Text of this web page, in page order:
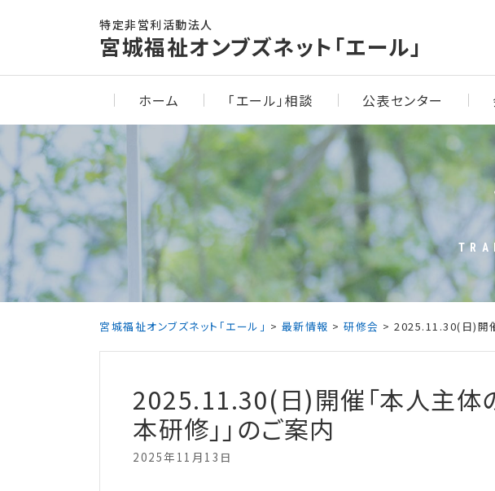
宮城福祉オンブズネット「エール」
特定非営利活動法人
ホーム 「エール」相談 公表センター
宮城福祉オンブズネット「エール」 > 最新情報 > 研修会 > 2025.11.30(日)開
2025.11.30(日)開催「本人主体
本研修」」のご案内
2025年11月13日